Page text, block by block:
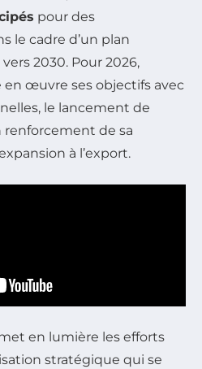
pour des
le cadre d’un plan
2030. Pour 2026,
en œuvre ses objectifs avec
le lancement de
de sa
à l’export.
en lumière les efforts
stratégique qui se